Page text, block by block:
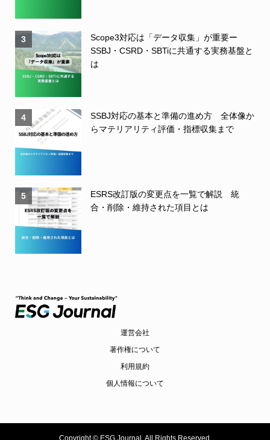
3
Scope3対応は「データ収集」が重要ー
SSBJ・CSRD・SBTiに共通する実務基盤と
は
4
SSBJ対応の基本と準備の進め方 全体像か
らマテリアリティ評価・指標収集まで
5
ESRS改訂版の変更点を一覧で解説 統
合・削除・維持された項目とは
運営会社
著作権について
利用規約
個人情報について
Copyright ©ESG Journal. All Rights Reserved.